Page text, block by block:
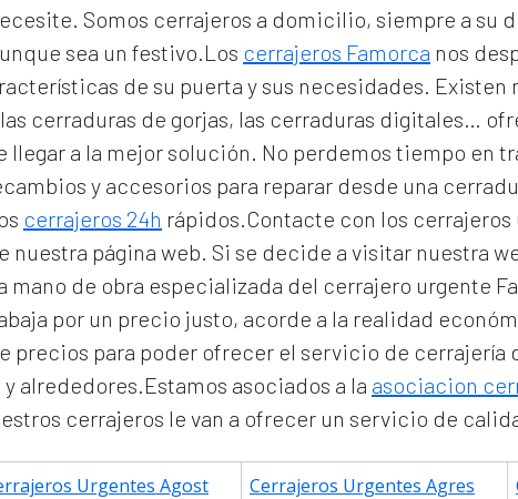
Somos cerrajeros a domicilio, siempre a su
sea un festivo.Los cerrajeros Famorca nos
de su puerta y sus necesidades.
cerraduras de gorjas, las cerraduras digitales…
a la mejor solución. No perdemos tiempo en
y accesorios para reparar desde una
cerrajeros 24h rápidos.Contacte con los cerrajeros
nuestra página web. Si se decide a visitar nuestra
mano de obra especializada del cerrajero urgente
por un precio justo, acorde a la realidad
precios para poder ofrecer el servicio de cerrajería
alrededores.Estamos asociados a la asociacion
cerrajeros le van a ofrecer un servicio de
Urgentes Agost Cerrajeros Urgentes Agres